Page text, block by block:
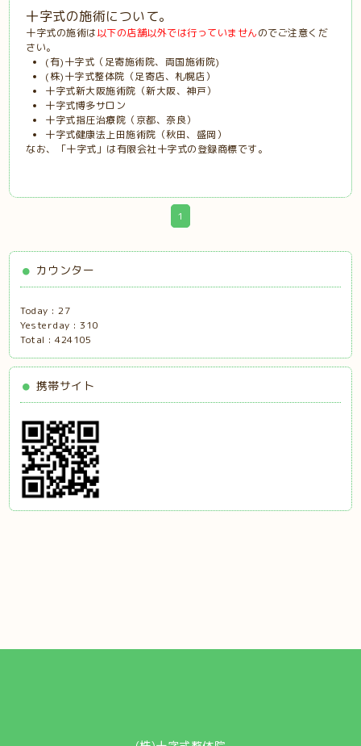
十字式の施術について。
十字式の施術は以下の店舗以外では行っていませんのでご注意くだ
さい。
(有)十字式（足寄施術院、両国施術院)
(株)十字式整体院（足寄店、札幌店）
十字式新大阪施術院（新大阪、神戸）
十字式博多サロン
十字式指圧治療院（京都、奈良）
十字式健康法上田施術院（秋田、盛岡）
なお、「十字式」は有限会社十字式の登録商標です。
1
カウンター
Today :27
Yesterday :310
Total :424105
携帯サイト